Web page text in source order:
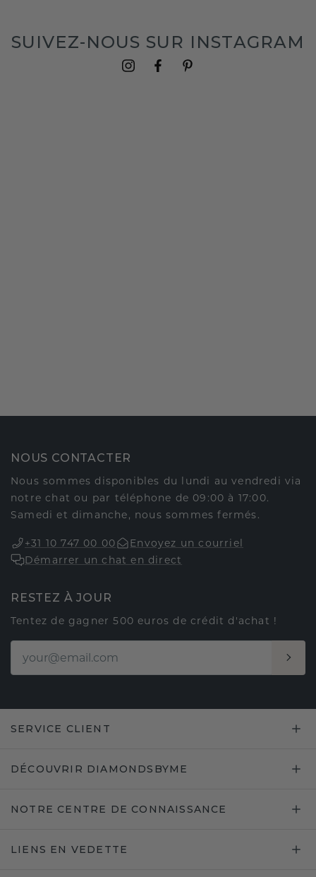
SUIVEZ-NOUS SUR INSTAGRAM
NOUS CONTACTER
Nous sommes disponibles du lundi au vendredi via
notre chat ou par téléphone de 09:00 à 17:00.
Samedi et dimanche, nous sommes fermés.
+31 10 747 00 00
Envoyez un courriel
Démarrer un chat en direct
RESTEZ À JOUR
Tentez de gagner 500 euros de crédit d'achat !
SERVICE CLIENT
DÉCOUVRIR DIAMONDSBYME
NOTRE CENTRE DE CONNAISSANCE
LIENS EN VEDETTE